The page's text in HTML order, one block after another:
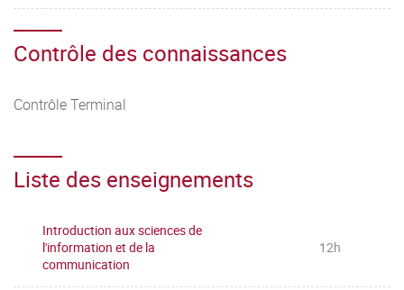
Contrôle des connaissances
Contrôle Terminal
Liste des enseignements
Introduction aux sciences de
l'information et de la
communication
12h